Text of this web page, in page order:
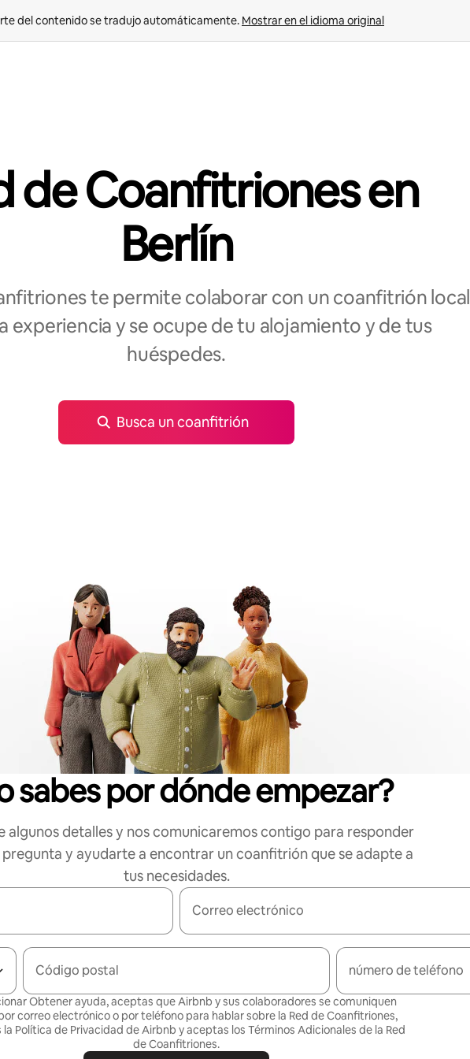
del contenido se tradujo automáticamente. Mostrar en el idioma original
de Coanfitriones en
Berlín
te permite colaborar con un coanfitrión local
experiencia y se ocupe de tu alojamiento y de tus
huéspedes.
Busca un coanfitrión
sabes por dónde empezar?
algunos detalles y nos comunicaremos contigo para responder
y ayudarte a encontrar un coanfitrión que se adapte a
tus necesidades.
Correo electrónico
Código postal número de teléfono
Obtener ayuda, aceptas que Airbnb y sus colaboradores se comuniquen
correo electrónico o por teléfono para hablar sobre la Red de Coanfitriones,
Política de Privacidad de Airbnb y aceptas los Términos Adicionales de la Red
de Coanfitriones.